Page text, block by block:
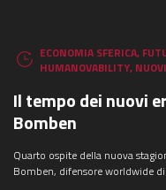
ECONOMIA SFERICA,
HUMANOVABILITY,
Il tempo dei nuovi
Bomben
Quarto ospite della nuova
Bomben, difensore worldwide